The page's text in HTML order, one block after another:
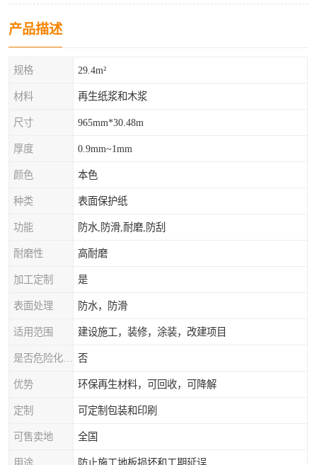
产品描述
规格 29.4m²
材料 再生纸浆和木浆
尺寸 965mm*30.48m
厚度 0.9mm~1mm
颜色 本色
种类 表面保护纸
功能 防水,防滑,耐磨,防刮
耐磨性 高耐磨
加工定制 是
表面处理 防水，防滑
适用范围 建设施工，装修，涂装，改建项目
否
优势 环保再生材料，可回收，可降解
定制 可定制包装和印刷
可售卖地 全国